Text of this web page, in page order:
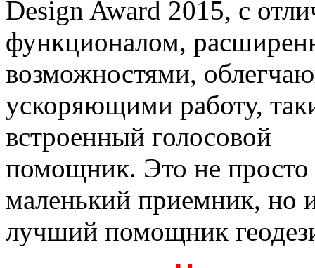
Design Award 2015, с
функционалом,
возможностями,
ускоряющими работу,
встроенный голосовой
помощник. Это не просто
маленький приемник, но
лучший помощник